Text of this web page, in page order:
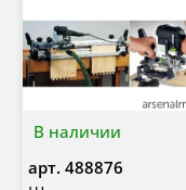
В наличии
арт. 488876